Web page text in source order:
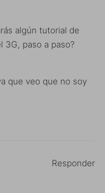
algún tutorial de
3G, paso a paso?
que veo que no soy
Responder